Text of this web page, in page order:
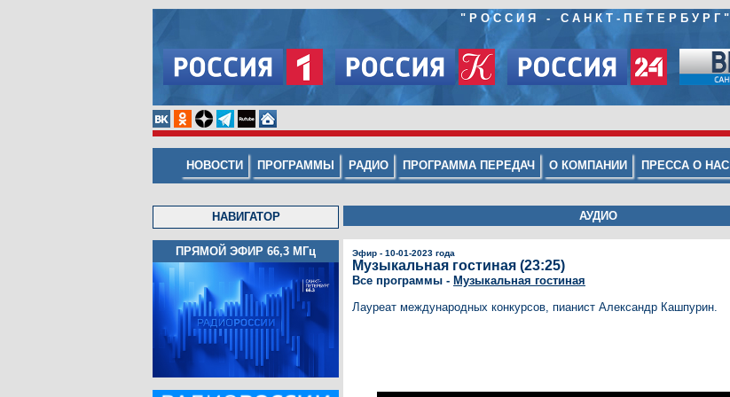
"РОССИЯ - САНКТ-ПЕТЕРБУРГ"
НОВОСТИ ПРОГРАММЫ РАДИО ПРОГРАММА ПЕРЕДАЧ О КОМПАНИИ ПРЕССА О НАС
НАВИГАТОР
ПРЯМОЙ ЭФИР 66,3 МГц
АУДИО
Эфир - 10-01-2023 года
Музыкальная гостиная (23:25)
Все программы - Музыкальная гостиная
Лауреат международных конкурсов, пианист Александр Кашпурин.